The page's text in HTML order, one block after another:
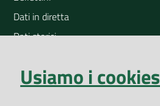
Dati in diretta
Dati storici
Open Data
Usiamo i cookies